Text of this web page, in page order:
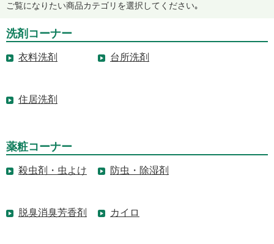
ご覧になりたい商品カテゴリを選択してください｡
洗剤コーナー
衣料洗剤 台所洗剤
住居洗剤
薬粧コーナー
殺虫剤・虫よけ 防虫・除湿剤
脱臭消臭芳香剤 カイロ